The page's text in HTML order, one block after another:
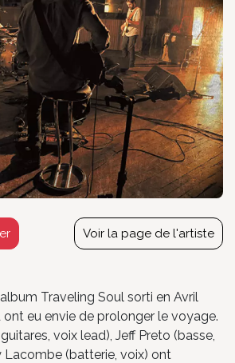
Voir la page de l'artiste
Traveling Soul sorti en Avril
ont eu envie de prolonger le voyage.
voix lead), Jeff Preto (basse,
Lacombe (batterie, voix) ont